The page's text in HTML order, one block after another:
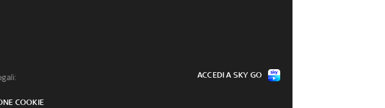
COOKIE
ACCEDI A SKY GO